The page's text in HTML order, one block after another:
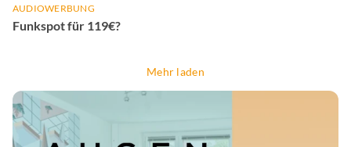
AUDIOWERBUNG
Funkspot für 119€?
Mehr laden